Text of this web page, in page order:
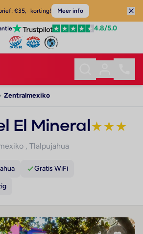
€35,- korting! Meer info
4.8/5.0
Zentralmexiko
El Mineral★★★
, Tlalpujahua
Gratis WiFi